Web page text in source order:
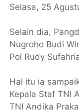
Selasa, 25
Selain dia,
Nugroho Budi
Pol Rudy
Hal itu ia
Kepala Staf TNI
TNI Andika